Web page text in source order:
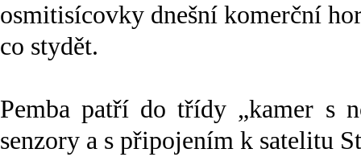
osmitisícovky dnešní komerční
co stydět.
Pemba patří do třídy „kamer s
senzory a s připojením k satelitu